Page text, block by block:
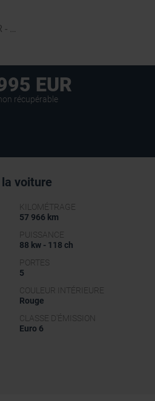
EUR
récupérable
voiture
KILOMÉTRAGE
57 966 km
PUISSANCE
88 kw - 118 ch
PORTES
5
COULEUR INTÉRIEURE
Rouge
CLASSE D'ÉMISSION
Euro 6